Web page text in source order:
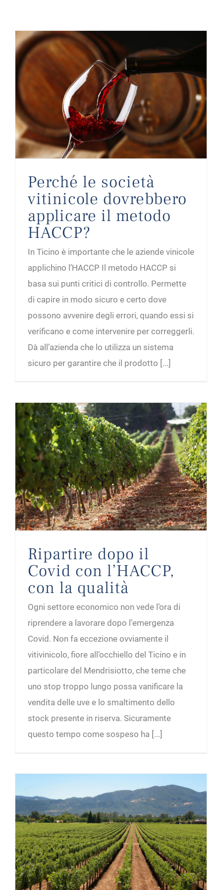
Perché le società
vitinicole dovrebbero
applicare il metodo
HACCP?
In Ticino è importante che le aziende vinicole
applichino l’HACCP Il metodo HACCP si
basa sui punti critici di controllo. Permette
di capire in modo sicuro e certo dove
possono avvenire degli errori, quando essi si
verificano e come intervenire per correggerli.
Dà all’azienda che lo utilizza un sistema
sicuro per garantire che il prodotto [...]
Ripartire dopo il
Covid con l’HACCP,
con la qualità
Ogni settore economico non vede l’ora di
riprendere a lavorare dopo l’emergenza
Covid. Non fa eccezione ovviamente il
vitivinicolo, fiore all’occhiello del Ticino e in
particolare del Mendrisiotto, che teme che
uno stop troppo lungo possa vanificare la
vendita delle uve e lo smaltimento dello
stock presente in riserva. Sicuramente
questo tempo come sospeso ha [...]